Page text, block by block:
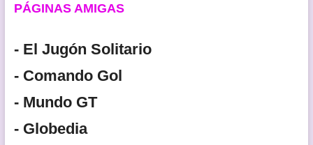
PÁGINAS AMIGAS
- El Jugón Solitario
- Comando Gol
- Mundo GT
- Globedia